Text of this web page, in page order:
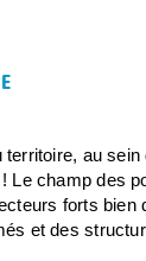
au
Le champ des
forts bien
et des